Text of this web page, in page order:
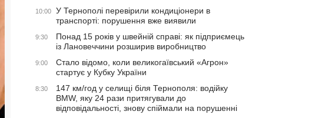
10:00
У Тернополі перевірили кондиціонери в
транспорті: порушення вже виявили
9:30
Понад 15 років у швейній справі: як підприємець
із Лановеччини розширив виробництво
9:00
Стало відомо, коли великогаївський «Агрон»
стартує у Кубку України
8:30
147 км/год у селищі біля Тернополя: водійку
BMW, яку 24 рази притягували до
відповідальності, знову спіймали на порушенні